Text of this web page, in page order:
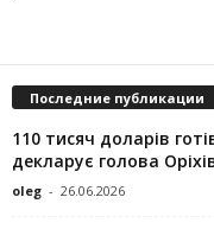
Последние публикации
110 тисяч доларів
декларує голова
oleg - 26.06.2026